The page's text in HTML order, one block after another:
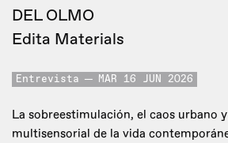
DEL OLMO
Edita Materials
Entrevista MAR 16 JUN 2026
La sobreestimulación, el caos urbano
multisensorial de la vida